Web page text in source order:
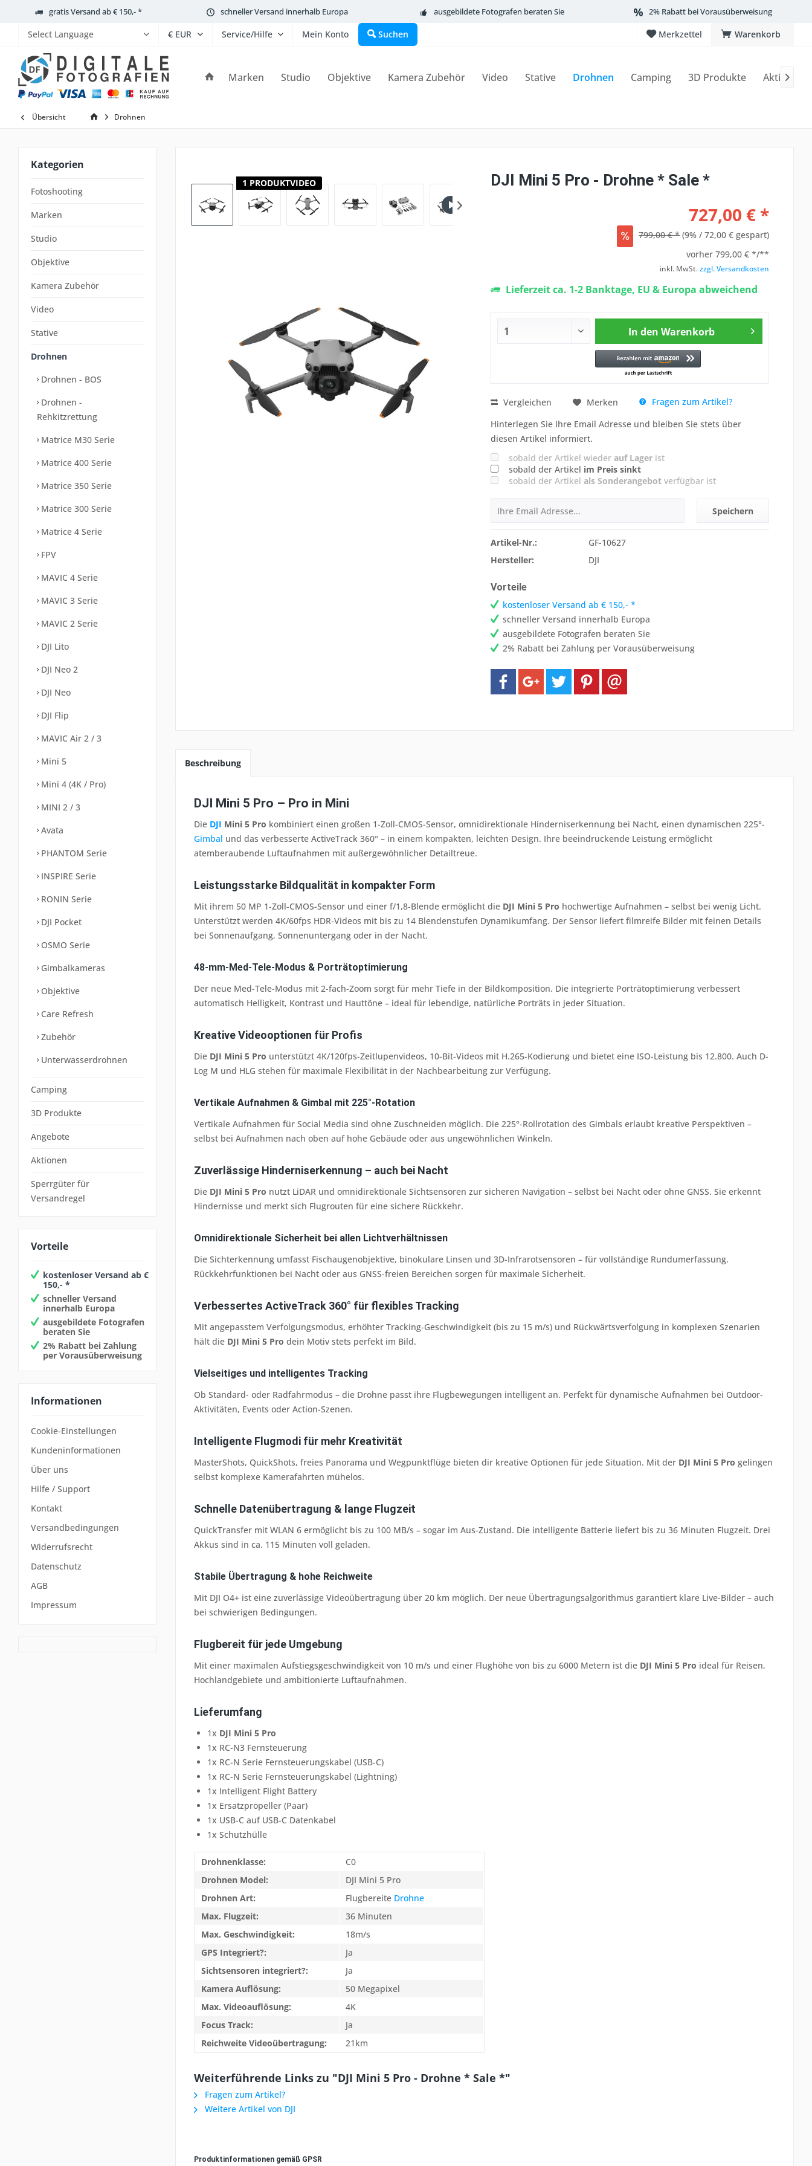
gratis Versand ab € 150,- * schneller Versand innerhalb Europa ausgebildete Fotografen beraten Sie 2% Rabatt bei Vorausüberweisung
Powered by
Warenkorb
Merkzettel
Service/Hilfe Mein Konto Suchen
Marken Studio Objektive Kamera Zubehör Video Stative Drohnen Camping 3D Produkte Aktionen

Übersicht Drohnen
Kategorien
Fotoshooting
Marken
Studio
Objektive
Kamera Zubehör
Video
Stative
Drohnen
Drohnen - BOS
Drohnen -
Rehkitzrettung
Matrice M30 Serie
Matrice 400 Serie
Matrice 350 Serie
Matrice 300 Serie
Matrice 4 Serie
FPV
MAVIC 4 Serie
MAVIC 3 Serie
MAVIC 2 Serie
DJI Lito
DJI Neo 2
DJI Neo
DJI Flip
MAVIC Air 2 / 3
Mini 5
Mini 4 (4K / Pro)
MINI 2 / 3
Avata
PHANTOM Serie
INSPIRE Serie
RONIN Serie
DJI Pocket
OSMO Serie
Gimbalkameras
Objektive
Care Refresh
Zubehör
Unterwasserdrohnen
Camping
3D Produkte
Angebote
Aktionen
Sperrgüter für
Versandregel
Vorteile
kostenloser Versand ab €
150,- *
schneller Versand
innerhalb Europa
ausgebildete Fotografen
beraten Sie
2% Rabatt bei Zahlung
per Vorausüberweisung
Informationen
Cookie-Einstellungen
Kundeninformationen
Über uns
Hilfe / Support
Kontakt
Versandbedingungen
Widerrufsrecht
Datenschutz
AGB
Impressum
1 PRODUKTVIDEO DJI Mini 5 Pro - Drohne * Sale *
727,00 € *
799,00 € * (9% / 72,00 € gespart)
vorher799,00 € */**
inkl. MwSt.zzgl. Versandkosten
Lieferzeit ca. 1-2 Banktage, EU & Europa abweichend
In den Warenkorb
Vergleichen Merken
Fragen zum Artikel?
Hinterlegen Sie Ihre Email Adresse und bleiben Sie stets über
diesen Artikel informiert.
sobald der Artikel wieder auf Lagerist
sobald der Artikel im Preis sinkt
sobald der Artikel als Sonderangebotverfügbar ist
Speichern
Artikel-Nr.:
GF-10627
Hersteller:
DJI
Vorteile
kostenloser Versand ab € 150,- *
schneller Versand innerhalb Europa
ausgebildete Fotografen beraten Sie
2% Rabatt bei Zahlung per Vorausüberweisung
Beschreibung
DJI Mini 5 Pro – Pro in Mini
Die DJI Mini 5 Pro kombiniert einen großen 1-Zoll-CMOS-Sensor, omnidirektionale Hinderniserkennung bei Nacht, einen dynamischen 225°-
Gimbal und das verbesserte ActiveTrack 360° – in einem kompakten, leichten Design. Ihre beeindruckende Leistung ermöglicht
atemberaubende Luftaufnahmen mit außergewöhnlicher Detailtreue.
Leistungsstarke Bildqualität in kompakter Form
Mit ihrem 50 MP 1-Zoll-CMOS-Sensor und einer f/1,8-Blende ermöglicht die DJI Mini 5 Pro hochwertige Aufnahmen – selbst bei wenig Licht.
Unterstützt werden 4K/60fps HDR-Videos mit bis zu 14 Blendenstufen Dynamikumfang. Der Sensor liefert filmreife Bilder mit feinen Details
bei Sonnenaufgang, Sonnenuntergang oder in der Nacht.
48-mm-Med-Tele-Modus & Porträtoptimierung
Der neue Med-Tele-Modus mit 2-fach-Zoom sorgt für mehr Tiefe in der Bildkomposition. Die integrierte Porträtoptimierung verbessert
automatisch Helligkeit, Kontrast und Hauttöne – ideal für lebendige, natürliche Porträts in jeder Situation.
Kreative Videooptionen für Profis
Die DJI Mini 5 Pro unterstützt 4K/120fps-Zeitlupenvideos, 10-Bit-Videos mit H.265-Kodierung und bietet eine ISO-Leistung bis 12.800. Auch D-
Log M und HLG stehen für maximale Flexibilität in der Nachbearbeitung zur Verfügung.
Vertikale Aufnahmen & Gimbal mit 225°-Rotation
Vertikale Aufnahmen für Social Media sind ohne Zuschneiden möglich. Die 225°-Rollrotation des Gimbals erlaubt kreative Perspektiven –
selbst bei Aufnahmen nach oben auf hohe Gebäude oder aus ungewöhnlichen Winkeln.
Zuverlässige Hinderniserkennung – auch bei Nacht
Die DJI Mini 5 Pro nutzt LiDAR und omnidirektionale Sichtsensoren zur sicheren Navigation – selbst bei Nacht oder ohne GNSS. Sie erkennt
Hindernisse und merkt sich Flugrouten für eine sichere Rückkehr.
Omnidirektionale Sicherheit bei allen Lichtverhältnissen
Die Sichterkennung umfasst Fischaugenobjektive, binokulare Linsen und 3D-Infrarotsensoren – für vollständige Rundumerfassung.
Rückkehrfunktionen bei Nacht oder aus GNSS-freien Bereichen sorgen für maximale Sicherheit.
Verbessertes ActiveTrack 360° für flexibles Tracking
Mit angepasstem Verfolgungsmodus, erhöhter Tracking-Geschwindigkeit (bis zu 15 m/s) und Rückwärtsverfolgung in komplexen Szenarien
hält die DJI Mini 5 Pro dein Motiv stets perfekt im Bild.
Vielseitiges und intelligentes Tracking
Ob Standard- oder Radfahrmodus – die Drohne passt ihre Flugbewegungen intelligent an. Perfekt für dynamische Aufnahmen bei Outdoor-
Aktivitäten, Events oder Action-Szenen.
Intelligente Flugmodi für mehr Kreativität
MasterShots, QuickShots, freies Panorama und Wegpunktflüge bieten dir kreative Optionen für jede Situation. Mit der DJI Mini 5 Pro gelingen
selbst komplexe Kamerafahrten mühelos.
Schnelle Datenübertragung & lange Flugzeit
QuickTransfer mit WLAN 6 ermöglicht bis zu 100 MB/s – sogar im Aus-Zustand. Die intelligente Batterie liefert bis zu 36 Minuten Flugzeit. Drei
Akkus sind in ca. 115 Minuten voll geladen.
Stabile Übertragung & hohe Reichweite
Mit DJI O4+ ist eine zuverlässige Videoübertragung über 20 km möglich. Der neue Übertragungsalgorithmus garantiert klare Live-Bilder – auch
bei schwierigen Bedingungen.
Flugbereit für jede Umgebung
Mit einer maximalen Aufstiegsgeschwindigkeit von 10 m/s und einer Flughöhe von bis zu 6000 Metern ist die DJI Mini 5 Pro ideal für Reisen,
Hochlandgebiete und ambitionierte Luftaufnahmen.
Lieferumfang
1x DJI Mini 5 Pro
1x RC-N3 Fernsteuerung
1x RC-N Serie Fernsteuerungskabel (USB-C)
1x RC-N Serie Fernsteuerungskabel (Lightning)
1x Intelligent Flight Battery
1x Ersatzpropeller (Paar)
1x USB-C auf USB-C Datenkabel
1x Schutzhülle
Drohnenklasse:
C0
Drohnen Model:
DJI Mini 5 Pro
Drohnen Art:
Flugbereite Drohne
Max. Flugzeit:
36 Minuten
Max. Geschwindigkeit:
18m/s
GPS Integriert?:
Ja
Sichtsensoren integriert?:
Ja
Kamera Auflösung:
50 Megapixel
Max. Videoauflösung:
4K
Focus Track:
Ja
Reichweite Videoübertragung:
21km
Weiterführende Links zu "DJI Mini 5 Pro - Drohne * Sale *"
Fragen zum Artikel?
Weitere Artikel von DJI
Produktinformationen gemäß GPSR